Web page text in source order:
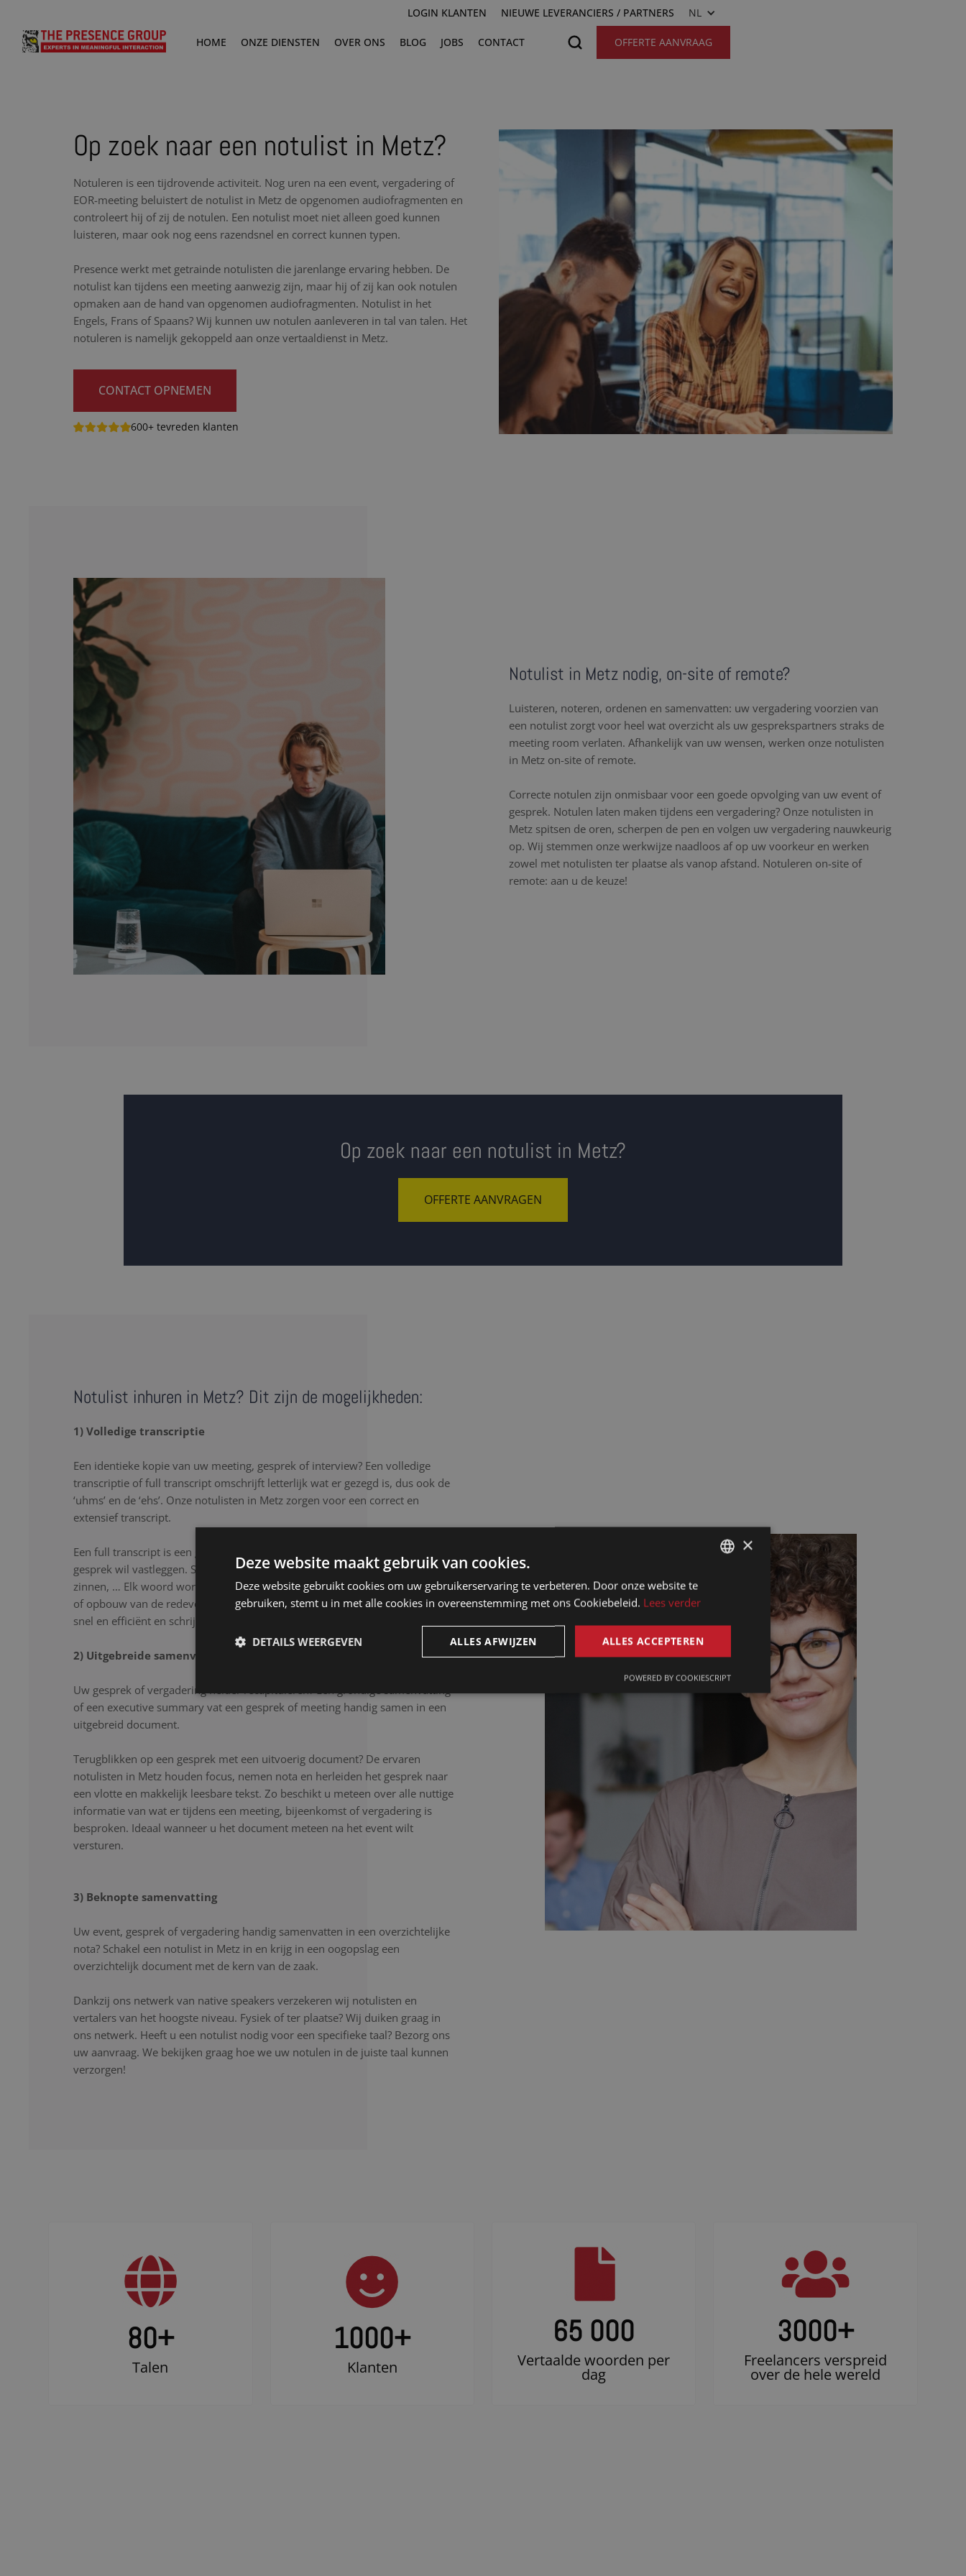
LOGIN KLANTEN NIEUWE LEVERANCIERS / PARTNERS NL
HOME ONZE DIENSTEN OVER ONS BLOG JOBS CONTACT OFFERTE AANVRAAG
Op zoek naar een notulist in Metz?
Notuleren is een tijdrovende activiteit. Nog uren na een event, vergadering of
EOR-meeting beluistert de notulist in Metz de opgenomen audiofragmenten en
controleert hij of zij de notulen. Een notulist moet niet alleen goed kunnen
luisteren, maar ook nog eens razendsnel en correct kunnen typen.
Presence werkt met getrainde notulisten die jarenlange ervaring hebben. De
notulist kan tijdens een meeting aanwezig zijn, maar hij of zij kan ook notulen
opmaken aan de hand van opgenomen audiofragmenten. Notulist in het
Engels, Frans of Spaans? Wij kunnen uw notulen aanleveren in tal van talen. Het
notuleren is namelijk gekoppeld aan onze vertaaldienst in Metz.
CONTACT OPNEMEN
600+ tevreden klanten
Notulist in Metz nodig, on-site of remote?
Luisteren, noteren, ordenen en samenvatten: uw vergadering voorzien van
een notulist zorgt voor heel wat overzicht als uw gesprekspartners straks de
meeting room verlaten. Afhankelijk van uw wensen, werken onze notulisten
in Metz on-site of remote.
Correcte notulen zijn onmisbaar voor een goede opvolging van uw event of
gesprek. Notulen laten maken tijdens een vergadering? Onze notulisten in
Metz spitsen de oren, scherpen de pen en volgen uw vergadering nauwkeurig
op. Wij stemmen onze werkwijze naadloos af op uw voorkeur en werken
zowel met notulisten ter plaatse als vanop afstand. Notuleren on-site of
remote: aan u de keuze!
Op zoek naar een notulist in Metz?
OFFERTE AANVRAGEN
Notulist inhuren in Metz? Dit zijn de mogelijkheden:
1) Volledige transcriptie
Een identieke kopie van uw meeting, gesprek of interview? Een volledige
transcriptie of full transcript omschrijft letterlijk wat er gezegd is, dus ook de
‘uhms’ en de ‘ehs’. Onze notulisten in Metz zorgen voor een correct en
extensief transcript.
Een full transcript is een goede oplossing als u letterlijk elk detail van het
gesprek wil vastleggen. Stopwoorden, herhalingen, spreektaal of afgebroken
zinnen, … Elk woord wordt nauwkeurig genoteerd, ongeacht de samenhang
of opbouw van de redevoering. Onze notulisten luisteren aandachtig, werken
snel en efficiënt en schrijven uw gesprek letter voor letter uit.
2) Uitgebreide samenvatting
Uw gesprek of vergadering helder recapituleren? Een grondige samenvatting
of een executive summary vat een gesprek of meeting handig samen in een
uitgebreid document.
Terugblikken op een gesprek met een uitvoerig document? De ervaren
notulisten in Metz houden focus, nemen nota en herleiden het gesprek naar
een vlotte en makkelijk leesbare tekst. Zo beschikt u meteen over alle nuttige
informatie van wat er tijdens een meeting, bijeenkomst of vergadering is
besproken. Ideaal wanneer u het document meteen na het event wilt
versturen.
3) Beknopte samenvatting
Uw event, gesprek of vergadering handig samenvatten in een overzichtelijke
nota? Schakel een notulist in Metz in en krijg in een oogopslag een
overzichtelijk document met de kern van de zaak.
Dankzij ons netwerk van native speakers verzekeren wij notulisten en
vertalers van het hoogste niveau. Fysiek of ter plaatse? Wij duiken graag in
ons netwerk. Heeft u een notulist nodig voor een specifieke taal? Bezorg ons
uw aanvraag. We bekijken graag hoe we uw notulen in de juiste taal kunnen
verzorgen!
80+
Talen
1000+
Klanten
65 000
Vertaalde woorden per
dag
3000+
Freelancers verspreid
over de hele wereld
FRENCH
ENGLISH
×
Deze website maakt gebruik van cookies.
Deze website gebruikt cookies om uw gebruikerservaring te verbeteren. Door onze website te
gebruiken, stemt u in met alle cookies in overeenstemming met ons Cookiebeleid. Lees verder
ALLES ACCEPTEREN
ALLES AFWIJZEN
DETAILS WEERGEVEN
POWERED BY COOKIESCRIPT